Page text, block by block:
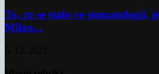
To, co se stalo ve stomatologii,
Milan...